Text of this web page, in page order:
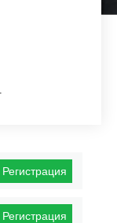
Регистрация
Регистрация